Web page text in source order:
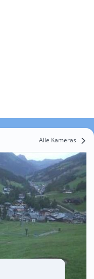
Alle Kameras